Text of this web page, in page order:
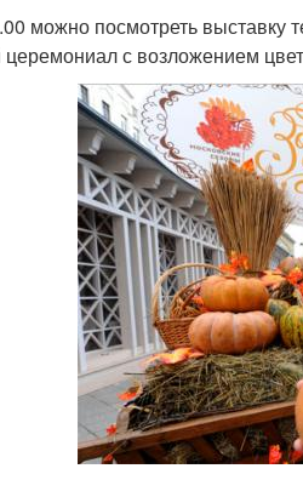
можно посмотреть выставку
с возложением